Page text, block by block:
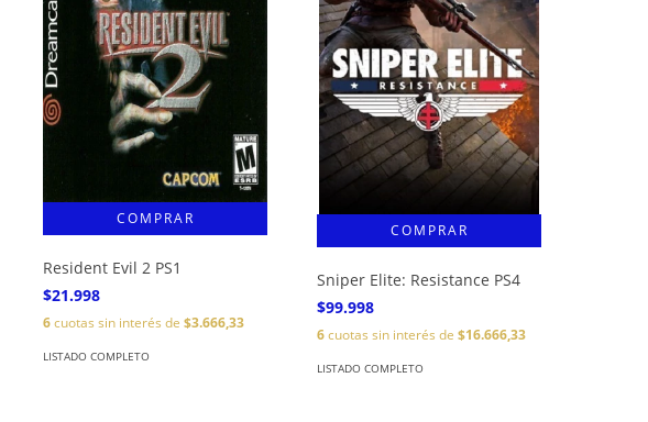
Resident Evil 2 PS1
$21.998
6cuotas sin interés de$3.666,33
LISTADO COMPLETO
Sniper Elite: Resistance PS4
$99.998
6cuotas sin interés de$16.666,33
LISTADO COMPLETO